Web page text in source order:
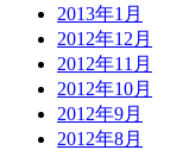
2013年1月
2012年12月
2012年11月
2012年10月
2012年9月
2012年8月